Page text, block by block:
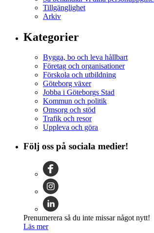
Tillgänglighet
Arkiv
Kategorier
Bygga, bo och leva hållbart
Företag och organisationer
Förskola och utbildning
Göteborg växer
Jobba i Göteborgs Stad
Kommun och politik
Omsorg och stöd
Trafik och resor
Uppleva och göra
Följ oss på sociala medier!
Prenumerera så du inte missar något nytt!
Läs mer